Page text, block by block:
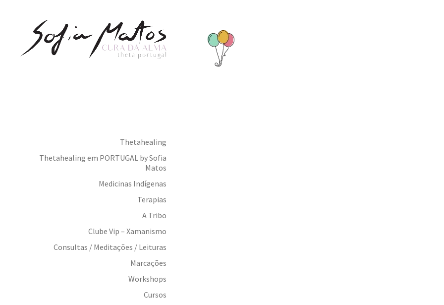
Thetahealing
Thetahealing em PORTUGAL by Sofia
Matos
Medicinas Indígenas
Terapias
A Tribo
Clube Vip – Xamanismo
Consultas / Meditações / Leituras
Marcações
Workshops
Cursos